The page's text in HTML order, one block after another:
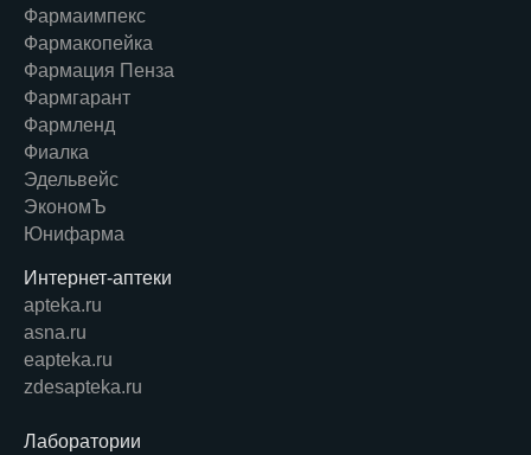
Фармаимпекс
Фармакопейка
Фармация Пенза
Фармгарант
Фармленд
Фиалка
Эдельвейс
ЭкономЪ
Юнифарма
Интернет-аптеки
apteka.ru
asna.ru
eapteka.ru
zdesapteka.ru
Лаборатории